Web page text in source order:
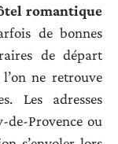
romantique
de bonnes
de départ
ne retrouve
Les adresses
de-Provence ou